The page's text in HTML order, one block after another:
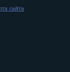
сайта